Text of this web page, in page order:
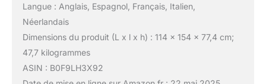
Langue : Anglais, Espagnol, Français, Italien,
Néerlandais
Dimensions du produit (L x l x h) : 114 x 154 x 77,4 cm;
47,7 kilogrammes
ASIN : B0F9LH3X92